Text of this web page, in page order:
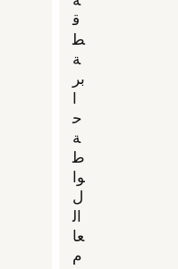
ق
ط
ة
بر
ا
ح
ة
ط
وا
ل
ال
عا
م